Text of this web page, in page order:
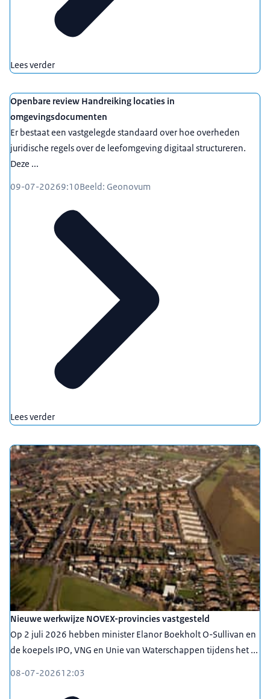
Lees verder
Openbare review Handreiking locaties in
omgevingsdocumenten
Er bestaat een vastgelegde standaard over hoe overheden
juridische regels over de leefomgeving digitaal structureren.
Deze ...
09-07-20269:10Beeld: Geonovum
Lees verder
Nieuwe werkwijze NOVEX-provincies vastgesteld
Op 2 juli 2026 hebben minister Elanor Boekholt O-Sullivan en
de koepels IPO, VNG en Unie van Waterschappen tijdens het ...
08-07-202612:03